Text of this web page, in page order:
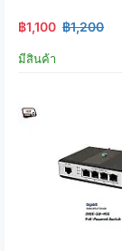
฿1,100 ฿1,200
มีสินค้า